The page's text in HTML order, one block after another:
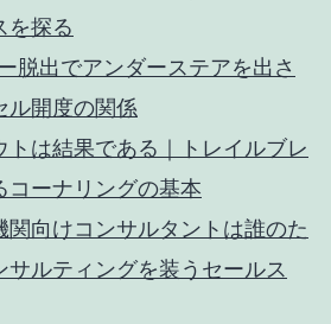
を探る
脱出でアンダーステアを出さ
ル開度の関係
トは結果である｜トレイルブレ
コーナリングの基本
関向けコンサルタントは誰のた
ルティングを装うセールス